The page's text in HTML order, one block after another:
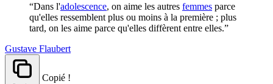
“Dans l'adolescence, on aime les autres femmes parce
qu'elles ressemblent plus ou moins à la première ; plus
tard, on les aime parce qu'elles diffèrent entre elles.”
Gustave Flaubert
Copié !